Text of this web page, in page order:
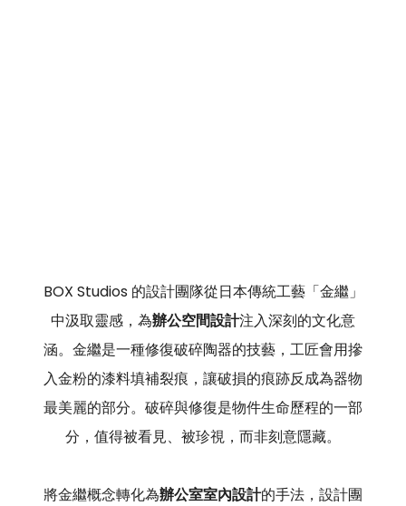
BOX Studios 的設計團隊從日本傳統工藝「金繼」
中汲取靈感，為辦公空間設計注入深刻的文化意
涵。金繼是一種修復破碎陶器的技藝，工匠會用摻
入金粉的漆料填補裂痕，讓破損的痕跡反成為器物
最美麗的部分。破碎與修復是物件生命歷程的一部
分，值得被看見、被珍視，而非刻意隱藏。
將金繼概念轉化為辦公室室內設計的手法，設計團